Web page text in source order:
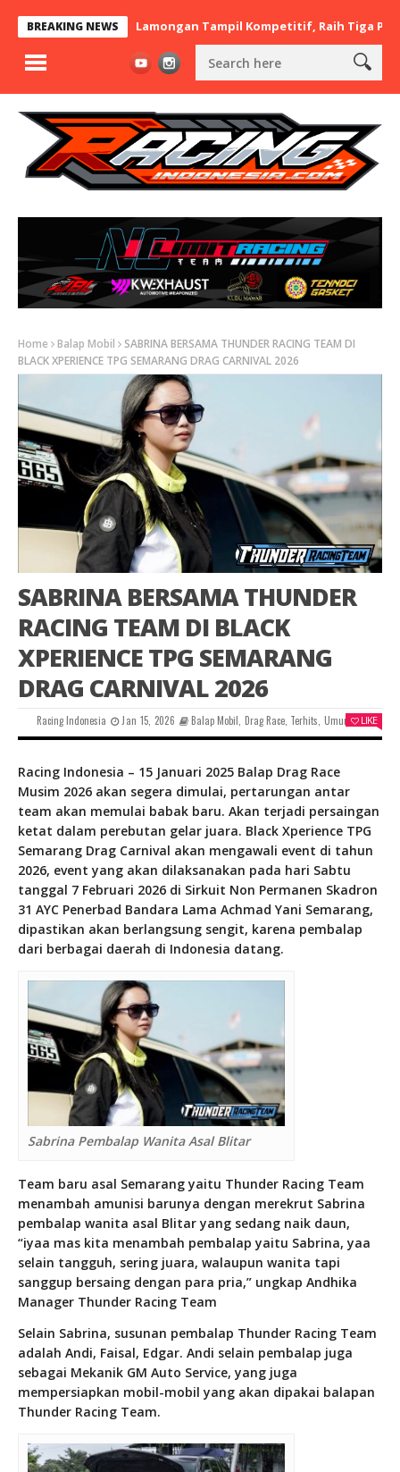
BREAKING NEWS
BaraBere Asal Lamongan Tampil Kompetitif, Raih Tiga Podium
Home Balap Mobil
SABRINA BERSAMA THUNDER RACING TEAM DI
BLACK XPERIENCE TPG SEMARANG DRAG CARNIVAL 2026
SABRINA BERSAMA THUNDER
RACING TEAM DI BLACK
XPERIENCE TPG SEMARANG
DRAG CARNIVAL 2026
Racing Indonesia Jan 15, 2026 Balap Mobil, Drag Race, Terhits,Umum 0
LIKE
Racing Indonesia – 15 Januari 2025 Balap Drag Race
Musim 2026 akan segera dimulai, pertarungan antar
team akan memulai babak baru. Akan terjadi persaingan
ketat dalam perebutan gelar juara. Black Xperience TPG
Semarang Drag Carnival akan mengawali event di tahun
2026, event yang akan dilaksanakan pada hari Sabtu
tanggal 7 Februari 2026 di Sirkuit Non Permanen Skadron
31 AYC Penerbad Bandara Lama Achmad Yani Semarang,
dipastikan akan berlangsung sengit, karena pembalap
dari berbagai daerah di Indonesia datang.
Sabrina Pembalap Wanita Asal Blitar
Team baru asal Semarang yaitu Thunder Racing Team
menambah amunisi barunya dengan merekrut Sabrina
pembalap wanita asal Blitar yang sedang naik daun,
“iyaa mas kita menambah pembalap yaitu Sabrina, yaa
selain tangguh, sering juara, walaupun wanita tapi
sanggup bersaing dengan para pria,” ungkap Andhika
Manager Thunder Racing Team
Selain Sabrina, susunan pembalap Thunder Racing Team
adalah Andi, Faisal, Edgar. Andi selain pembalap juga
sebagai Mekanik GM Auto Service, yang juga
mempersiapkan mobil-mobil yang akan dipakai balapan
Thunder Racing Team.